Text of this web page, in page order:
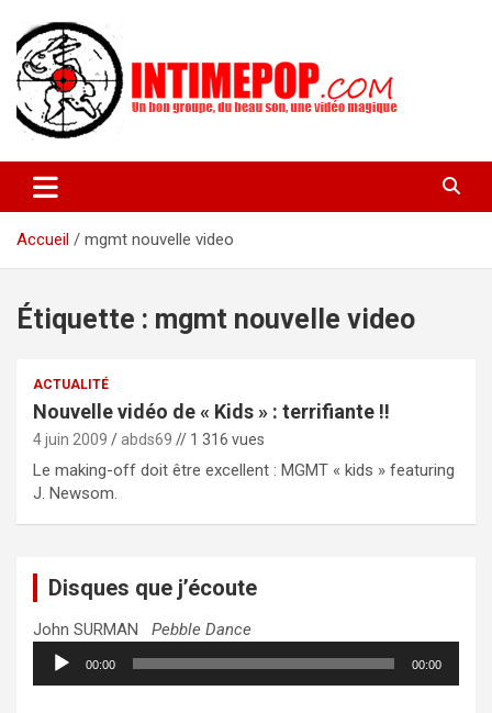
contenu
intimepop.com
actuelles pop rock, post-rock, indé sur Lyon. rock pop concert
lyon
Accueil
mgmt nouvelle video
Étiquette : mgmt nouvelle video
ACTUALITÉ
Nouvelle vidéo de « Kids » : terrifiante !!
4 juin 2009 abds69 // 1 316 vues
Le making-off doit être excellent : MGMT « kids » featuring
J. Newsom.
Disques que j’écoute
John SURMAN Pebble Dance
Lecteur
audio
00:00 00:00